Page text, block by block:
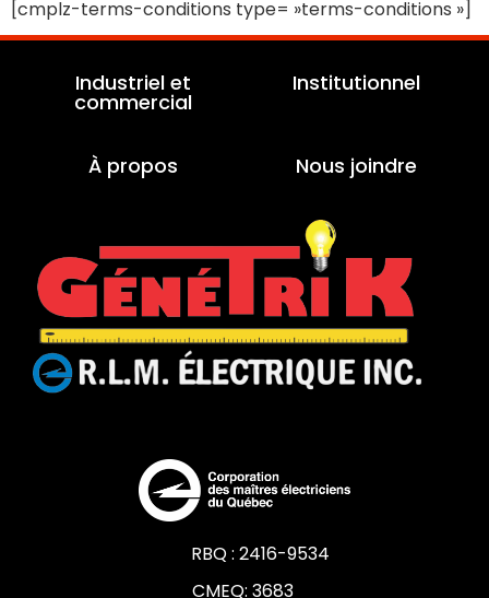
[cmplz-terms-conditions type= »terms-conditions »]
Industriel et
commercial
Institutionnel
À propos Nous joindre
RBQ : 2416-9534
CMEQ: 3683